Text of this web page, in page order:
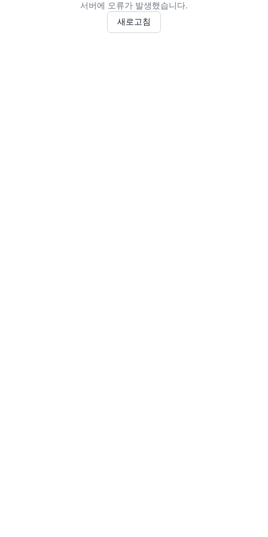
서버에 오류가 발생했습니다.
새로고침